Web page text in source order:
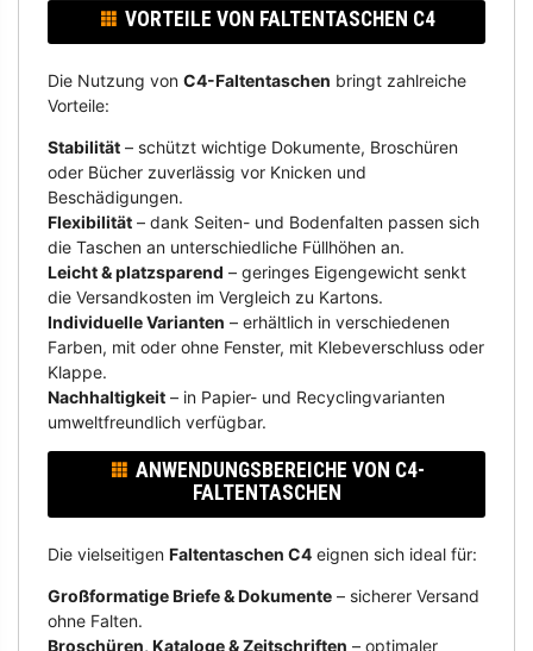
VORTEILE VON FALTENTASCHEN C4
Die Nutzung von C4-Faltentaschen bringt zahlreiche
Vorteile:
Stabilität– schützt wichtige Dokumente, Broschüren
oder Bücher zuverlässig vor Knicken und
Beschädigungen.
Flexibilität– dank Seiten- und Bodenfalten passen sich
die Taschen an unterschiedliche Füllhöhen an.
Leicht & platzsparend – geringes Eigengewicht senkt
die Versandkosten im Vergleich zu Kartons.
Individuelle Varianten – erhältlich in verschiedenen
Farben, mit oder ohne Fenster, mit Klebeverschluss oder
Klappe.
Nachhaltigkeit– in Papier- und Recyclingvarianten
umweltfreundlich verfügbar.
ANWENDUNGSBEREICHE VON C4-
FALTENTASCHEN
Die vielseitigen Faltentaschen C4eignen sich ideal für:
Großformatige Briefe & Dokumente– sicherer Versand
ohne Falten.
Broschüren, Kataloge & Zeitschriften – optimaler